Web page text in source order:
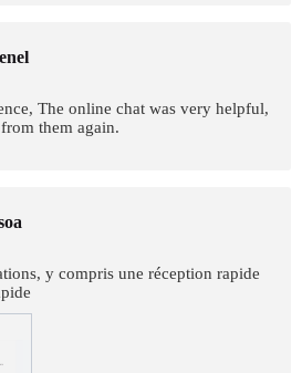
The online chat was very helpful,
them again.
y compris une réception rapide